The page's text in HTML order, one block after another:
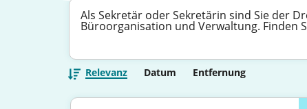
Als Sekretär oder Sekretärin sind Sie der
Büroorganisation und Verwaltung. Finden
Relevanz Datum Entfernung